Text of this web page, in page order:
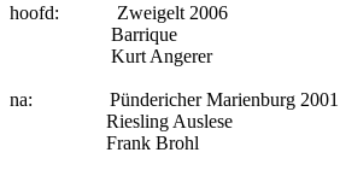
hoofd: Zweigelt 2006
Barrique
Kurt Angerer
na: Pündericher Marienburg 2001
Riesling Auslese
Frank Brohl